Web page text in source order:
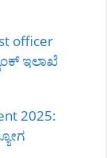
officer
ಇಲಾಖೆ
2025: